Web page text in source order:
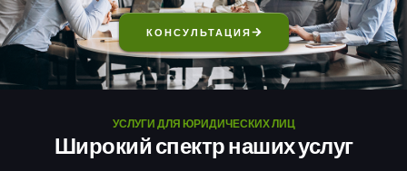
КОНСУЛЬТАЦИЯ
УСЛУГИ ДЛЯ ЮРИДИЧЕСКИХ ЛИЦ
Широкий спектр наших услуг